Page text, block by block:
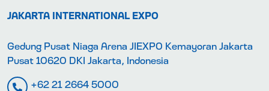
JAKARTA INTERNATIONAL EXPO
Gedung Pusat Niaga Arena JIEXPO Kemayoran Jakarta
Pusat 10620 DKI Jakarta, Indonesia
+62 21 2664 5000